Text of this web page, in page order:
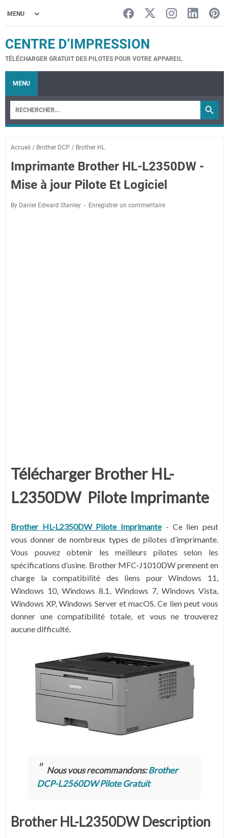
CENTRE D’IMPRESSION
TÉLÉCHARGER GRATUIT DES PILOTES POUR VOTRE APPAREIL
MENU
Accueil / Brother DCP / Brother HL
Imprimante Brother HL-L2350DW -
Mise à jour Pilote Et Logiciel
By Daniel Edward Stanley Enregistrer un commentaire
Télécharger Brother HL-
L2350DW Pilote Imprimante
Brother HL-L2350DW Pilote Imprimante- Ce lien peut
vous donner de nombreux types de pilotes d’imprimante.
Vous pouvez obtenir les meilleurs pilotes selon les
spécifications d’usine. Brother MFC-J1010DW prennent en
charge la compatibilité des liens pour Windows 11,
Windows 10, Windows 8.1, Windows 7, Windows Vista,
Windows XP, Windows Server et macOS. Ce lien peut vous
donner une compatibilité totale, et vous ne trouverez
aucune difficulté.
Nous vous recommandons:Brother
DCP-L2560DW Pilote Gratuit
Brother HL-L2350DW Description